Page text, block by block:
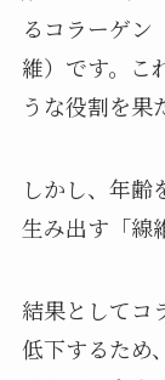
るコラーゲン
維）です。こ
うな役割を果
しかし、年齢
生み出す「線
結果としてコ
低下するため